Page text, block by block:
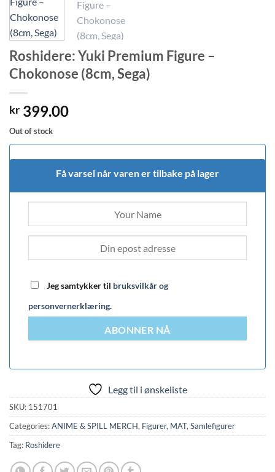
Roshidere: Yuki Premium Figure –
Chokonose (8cm, Sega)
kr 399.00
Out of stock
Få varsel når varen er tilbake på lager
Jeg samtykker til bruksvilkår og
personvernerklæring.
ABONNER NÅ
Legg til i ønskeliste
SKU: 151701
Categories:ANIME & SPILL MERCH, Figurer, MAT, Samlefigurer
Tag: Roshidere